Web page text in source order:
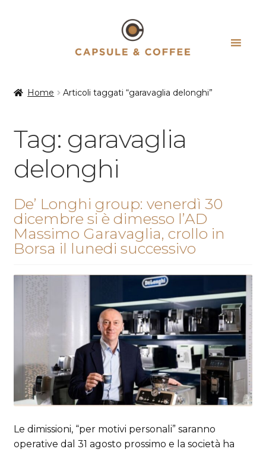
Home Articoli taggati “garavaglia delonghi”
Tag: garavaglia
delonghi
De’ Longhi group: venerdì 30
dicembre si è dimesso l’AD
Massimo Garavaglia, crollo in
Borsa il lunedi successivo
Le dimissioni, “per motivi personali” saranno
operative dal 31 agosto prossimo e la società ha